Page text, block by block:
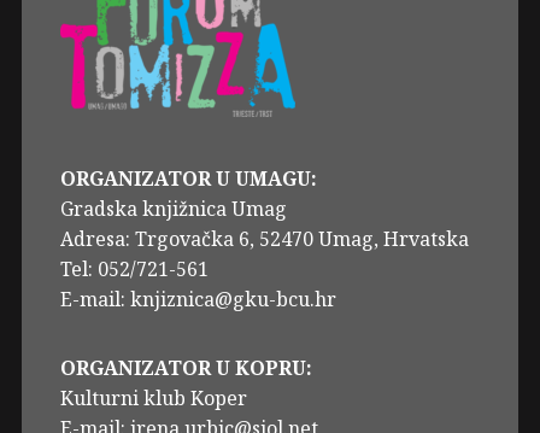
ORGANIZATOR U UMAGU:
Gradska knjižnica Umag
Adresa: Trgovačka 6, 52470 Umag, Hrvatska
Tel: 052/721-561
E-mail: knjiznica@gku-bcu.hr
ORGANIZATOR U KOPRU:
Kulturni klub Koper